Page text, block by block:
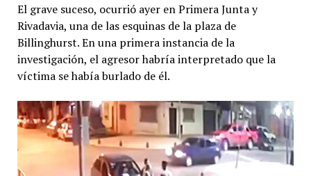
El grave suceso, ocurrió ayer en Primera Junta y
Rivadavia, una de las esquinas de la plaza de
Billinghurst. En una primera instancia de la
investigación, el agresor habría interpretado que la
víctima se había burlado de él.